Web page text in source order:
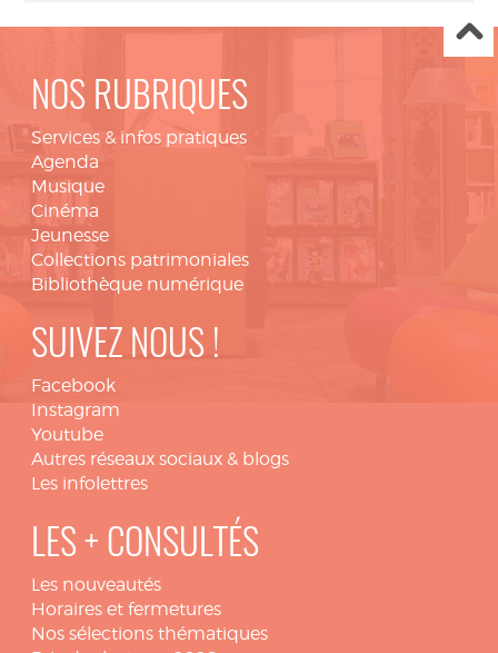
NOS RUBRIQUES
Services & infos pratiques
Agenda
Musique
Cinéma
Jeunesse
Collections patrimoniales
Bibliothèque numérique
SUIVEZ NOUS !
Facebook
Instagram
Youtube
Autres réseaux sociaux & blogs
Les infolettres
LES + CONSULTÉS
Les nouveautés
Horaires et fermetures
Nos sélections thématiques